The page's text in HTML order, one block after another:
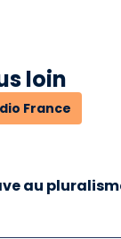
loin
France
au